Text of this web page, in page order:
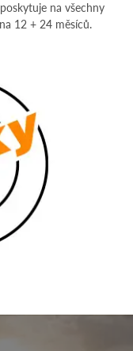
na všechny
12 + 24 měsíců.